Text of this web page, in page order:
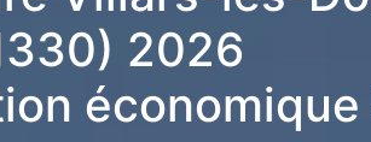
2026
économique